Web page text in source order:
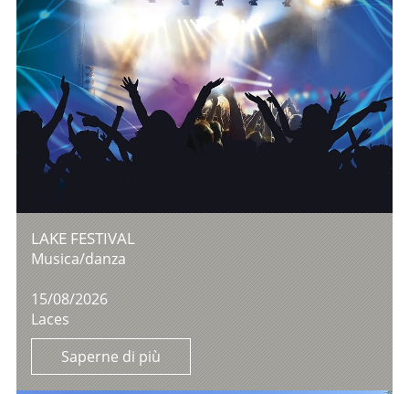
LAKE FESTIVAL
Musica/danza
15/08/2026
Laces
Saperne di più